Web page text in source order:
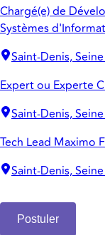
Chargé(e) de
Systèmes
Saint-Denis,
Expert ou Experte
Saint-Denis,
Tech Lead Maximo
Saint-Denis,
Postuler